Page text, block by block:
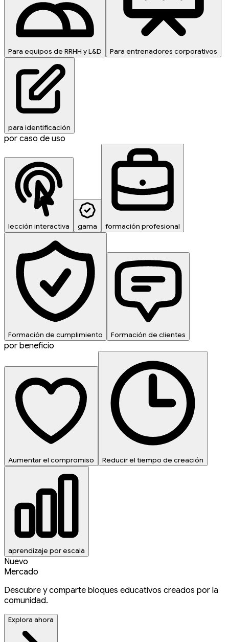
Para equipos de RRHH y L&D Para entrenadores corporativos
para identificación
por caso de uso
lección interactiva gama formación profesional
Formación de cumplimiento Formación de clientes
por beneficio
Aumentar el compromiso Reducir el tiempo de creación
aprendizaje por escala
Nuevo
Mercado
Descubre y comparte bloques educativos creados por la
comunidad.
Explora ahora